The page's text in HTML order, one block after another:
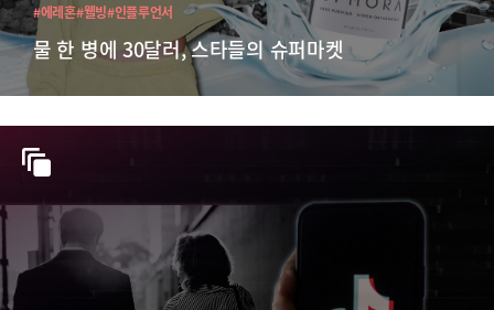
물 한 병에 30달러, 스타들의 슈퍼마켓
#에레혼#웰빙#인플루언서